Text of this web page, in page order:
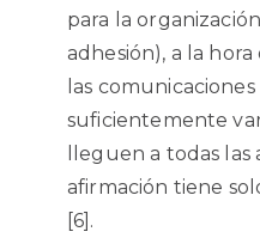
para la
adhesión), a la
las comunicaciones
suficientemente
lleguen a todas las
afirmación tiene
[6].